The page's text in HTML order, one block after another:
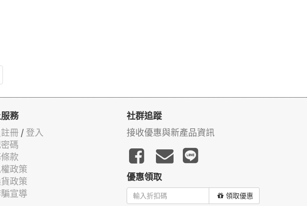
務
冊 / 登入
碼
款
政策
政策
宣導
社群追蹤
接收優惠與新產品資訊
優惠領取
領取優惠